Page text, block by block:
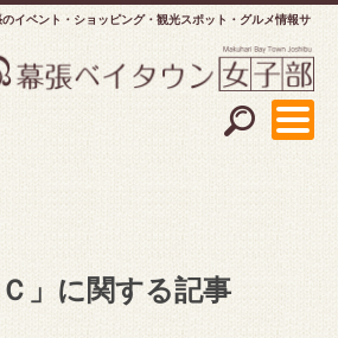
のイベント・ショッピング
観光スポット・グルメ情報サ
」に関する記事